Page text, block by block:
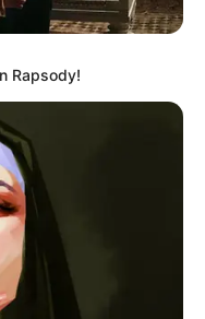
Rapsody!